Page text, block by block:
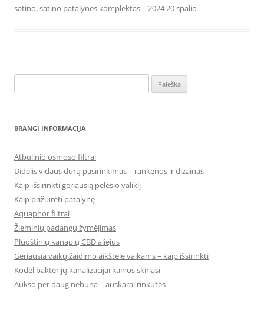
satino,satino patalynes komplektas | 2024 20 spalio
BRANGI INFORMACIJA
Atbulinio osmoso filtrai
Didelis vidaus durų pasirinkimas – rankenos ir dizainas
Kaip išsirinkti geriausią pelėsio valiklį
Kaip prižiūrėti patalynę
Aquaphor filtrai
Žieminių padangų žymėjimas
Pluoštinių kanapių CBD aliejus
Geriausia vaikų žaidimo aikštelė vaikams – kaip išsirinkti
Kodėl bakterijų kanalizacijai kainos skiriasi
Aukso per daug nebūna – auskarai rinkutės